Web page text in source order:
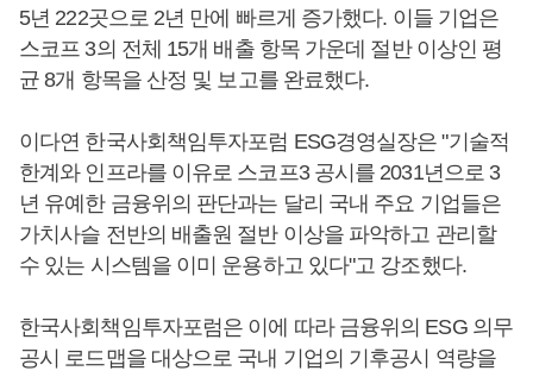
5년 222곳으로 2년 만에 빠르게 증가했다. 이들 기업은
스코프 3의 전체 15개 배출 항목 가운데 절반 이상인 평
균 8개 항목을 산정 및 보고를 완료했다.
이다연 한국사회책임투자포럼 ESG경영실장은 "기술적
한계와 인프라를 이유로 스코프3 공시를 2031년으로 3
년 유예한 금융위의 판단과는 달리 국내 주요 기업들은
가치사슬 전반의 배출원 절반 이상을 파악하고 관리할
수 있는 시스템을 이미 운용하고 있다"고 강조했다.
한국사회책임투자포럼은 이에 따라 금융위의 ESG 의무
공시 로드맵을 대상으로 국내 기업의 기후공시 역량을